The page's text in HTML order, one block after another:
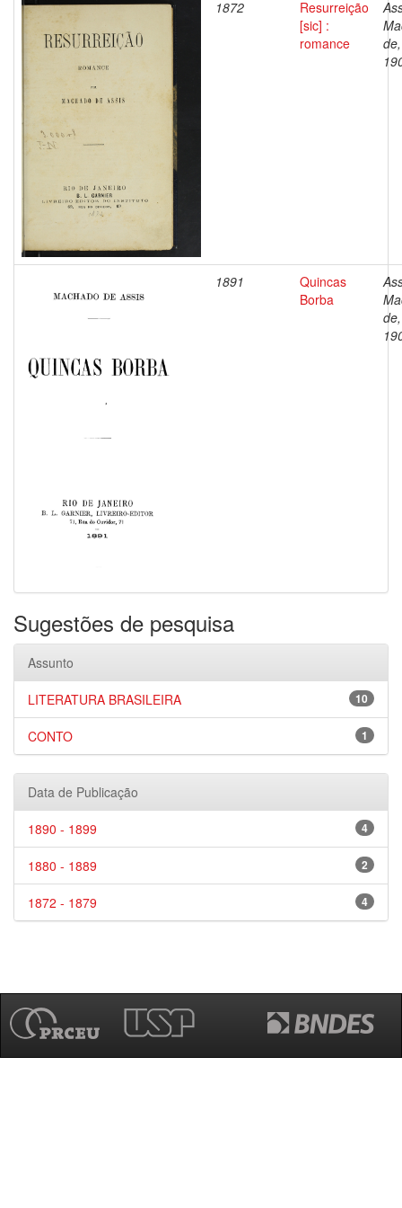
1872
Resurreição
[sic] :
romance
1891
Quincas
Borba
Sugestões de pesquisa
Assunto
10
LITERATURA BRASILEIRA
1
CONTO
Data de Publicação
4
1890 - 1899
2
1880 - 1889
4
1872 - 1879